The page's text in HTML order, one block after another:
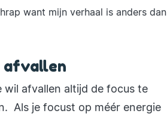
want mijn verhaal is anders dan
afvallen
afvallen altijd de focus te
Als je focust op méér energie